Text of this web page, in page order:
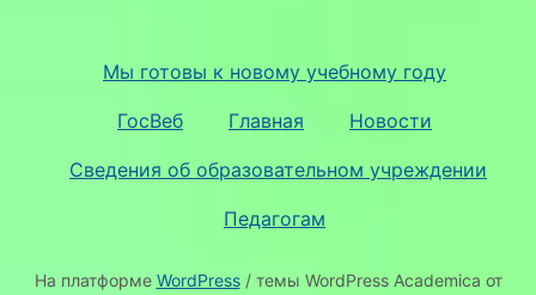
Мы готовы к новому учебному году
ГосВеб Главная Новости
Сведения об образовательном учреждении
Педагогам
На платформе WordPress/ темы WordPress Academica от